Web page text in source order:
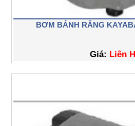
BƠM BÁNH RĂNG
Giá: Liên